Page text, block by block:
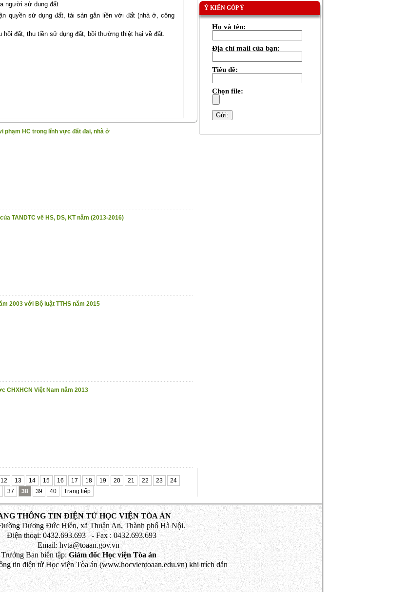
người sử dụng đất
quyền sử dụng đất, tài sản gắn liền với đất (nhà ở, công
hồi đất, thu tiền sử dụng đất, bồi thường thiệt hại về đất.
phạm HC trong lĩnh vực đất đai, nhà ở
TANDTC về HS, DS, KT năm (2013-2016)
2003 với Bộ luật TTHS năm 2015
CHXHCN Việt Nam năm 2013
12 13 14 15 16 17 18 19 20 21 22 23
24
37 38 39 40 Trang tiếp
Ý KIẾN GÓP Ý
Họ và tên:
Địa chỉ mail của bạn:
Tiêu đề:
Chọn file:
THÔNG TIN ĐIỆN TỬ HỌC VIỆN TÒA ÁN
Dương Đức Hiền, xã Thuận An, Thành phố Hà Nội.
Điện thoại: 0432.693.693 - Fax : 0432.693.693
Email: hvta@toaan.gov.vn
Trưởng Ban biên tập:Giám đốc Học viện Tòa án
tin điện tử Học viện Tòa án (www.hocvientoaan.edu.vn) khi trích dẫn